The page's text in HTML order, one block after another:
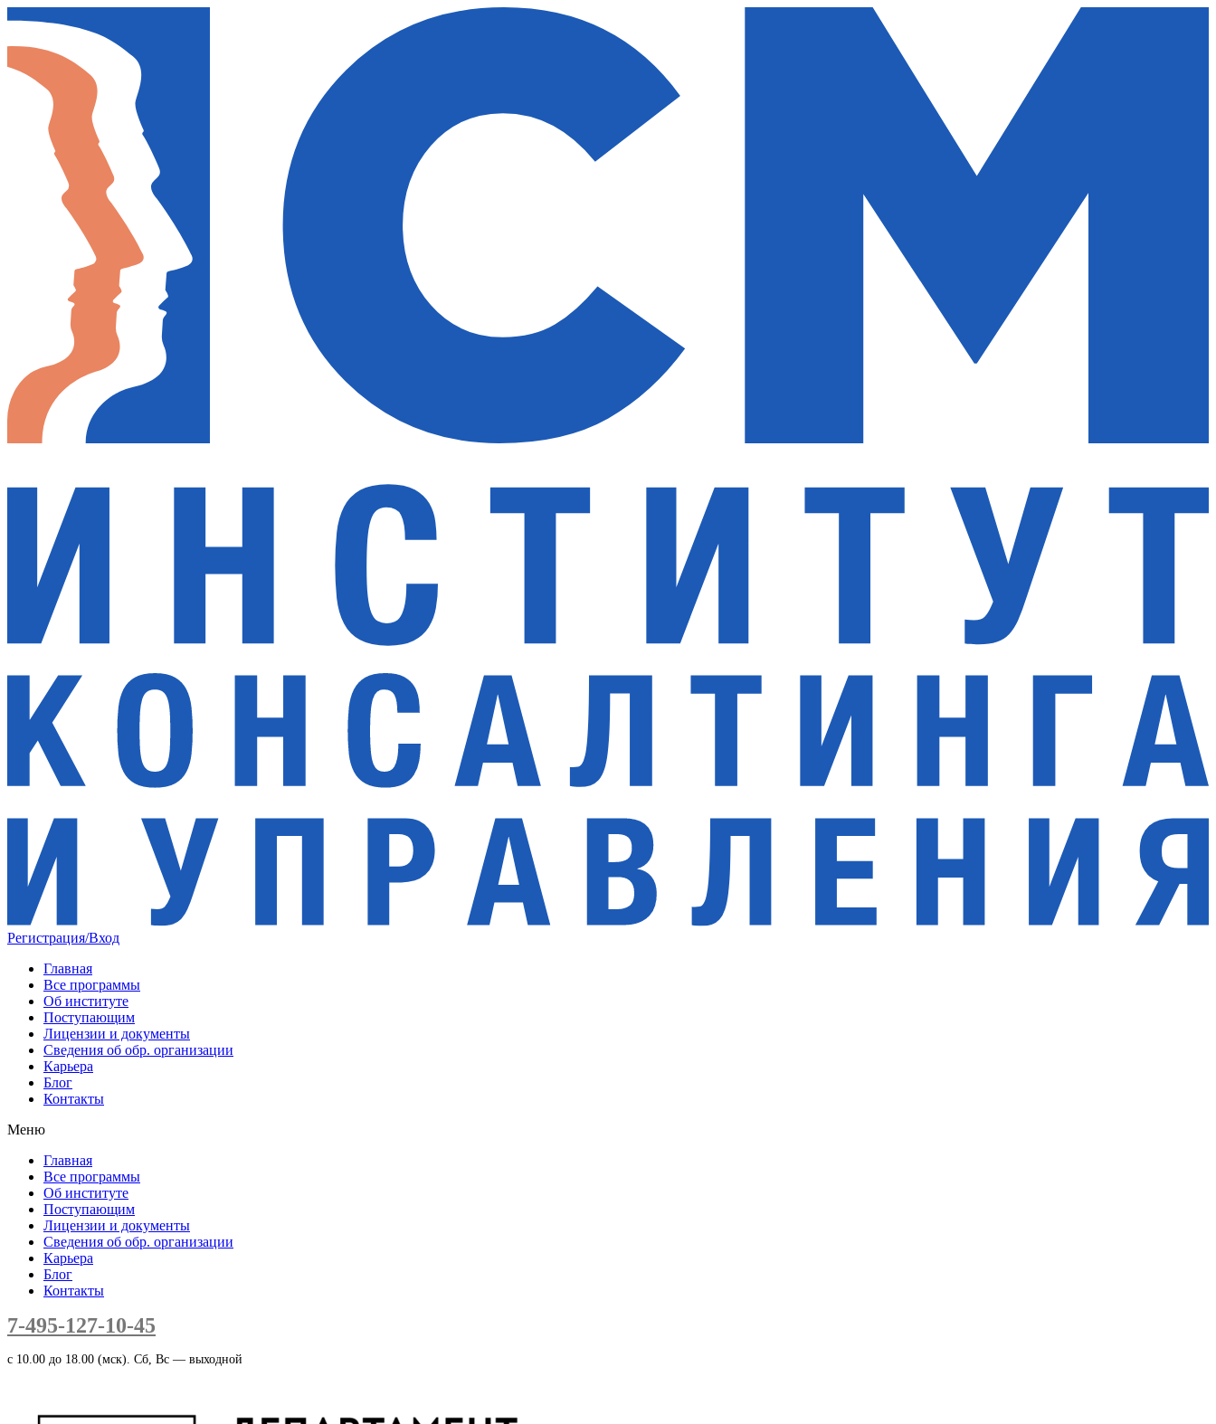
Регистрация/Вход
Главная
Все программы
Об институте
Поступающим
Лицензии и документы
Сведения об обр. организации
Карьера
Блог
Контакты
Меню
Главная
Все программы
Об институте
Поступающим
Лицензии и документы
Сведения об обр. организации
Карьера
Блог
Контакты
7-495-127-10-45
c 10.00 до 18.00 (мск). Сб, Вс — выходной